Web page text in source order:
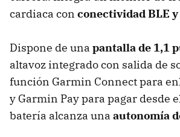
cardiaca con conectividad BLE
Dispone de una pantalla de 1,1
altavoz integrado con salida de
función Garmin Connect para
y Garmin Pay para pagar desde
batería alcanza una autonomía